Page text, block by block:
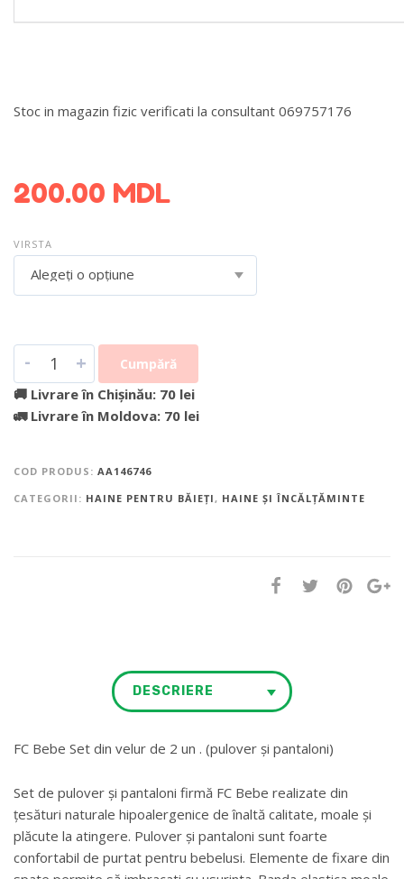
Stoc in magazin fizic verificati la consultant 069757176
200.00 MDL
VIRSTA
Alegeți o opțiune
- + Cumpără
🚚 Livrare în Chișinău: 70 lei
🚛 Livrare în Moldova: 70 lei
COD PRODUS: AA146746
CATEGORII: HAINE PENTRU BĂIEȚI , HAINE ȘI ÎNCĂLȚĂMINTE
DESCRIERE
FC Bebe Set din velur de 2 un . (pulover și pantaloni)
Set de pulover și pantaloni firmă FC Bebe realizate din
țesături naturale hipoalergenice de înaltă calitate, moale și
plăcute la atingere. Pulover și pantaloni sunt foarte
confortabil de purtat pentru bebelusi. Elemente de fixare din